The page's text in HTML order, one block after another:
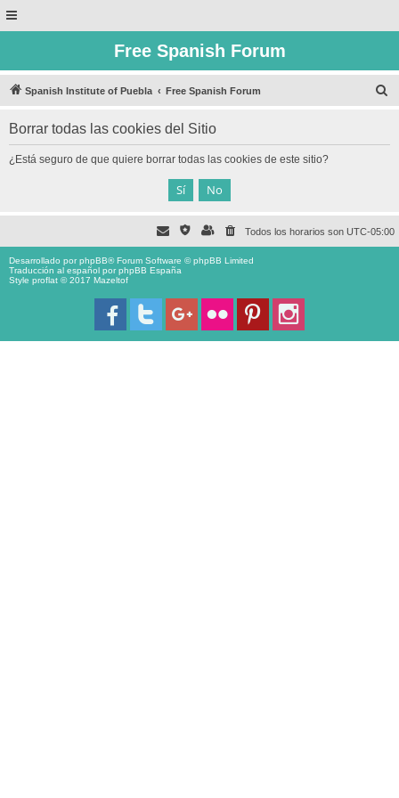
Free Spanish Forum
Spanish Institute of Puebla Free Spanish Forum
Borrar todas las cookies del Sitio
¿Está seguro de que quiere borrar todas las cookies de este sitio?
Todos los horarios son UTC-05:00
Desarrollado porphpBB® Forum Software © phpBB Limited
Traducción al español porphpBB España
Style proflat © 2017 Mazeltof